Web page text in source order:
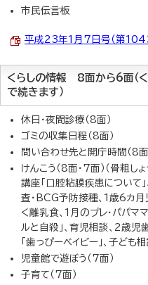
市民伝言板
平成23年1月7日号（第
くらしの情報 8面から6面（
で続きます）
休日・夜間診療（8面）
ゴミの収集日程（8面）
問い合わせ先と開庁時間（8面
けんこう（8面・7面）（骨粗
講座「口腔粘膜疾患について
査・BCG予防接種、1歳6カ
く離乳食、1月のプレ・パパマ
ルと自殺」、育児相談、2歳児
「歯っぴーベイビー」、子ども
児童館で遊ぼう（7面）
子育て（7面）